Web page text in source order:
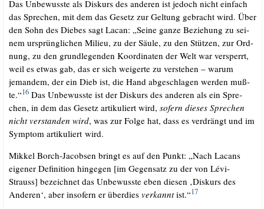
Das Unbe­wuss­te als Dis­kurs des ande­ren ist jedoch nicht ein­fach
das Spre­chen, mit dem das Gesetz zur Gel­tung gebracht wird. Über
den Sohn des Die­bes sagt Lacan: „Sei­ne gan­ze Bezie­hung zu sei­
nem ursprüng­li­chen Milieu, zu der Säu­le, zu den Stüt­zen, zur Ord­
nung, zu den grund­le­gen­den Koor­di­na­ten der Welt war ver­sperrt,
weil es etwas gab, das er sich wei­ger­te zu ver­ste­hen – war­um
jeman­dem, der ein Dieb ist, die Hand abge­schla­gen wer­den muß­
te.“16Das Unbe­wuss­te ist der Dis­kurs des ande­ren als ein Spre­
chen, in dem das Gesetz arti­ku­liert wird, sofern die­ses Spre­chen
nicht ver­stan­den wird, was zur Fol­ge hat, dass es ver­drängt und im
Sym­ptom arti­ku­liert wird.
Mik­kel Borch-Jacob­sen bringt es auf den Punkt: „Nach Lacans
eige­ner Defi­ni­ti­on hin­ge­gen [im Gegen­satz zu der von Lévi-
Strauss] bezeich­net das Unbe­wuss­te eben die­sen ‚Dis­kurs des
Ande­ren‘, aber inso­fern er über­dies ver­kanntist.“17